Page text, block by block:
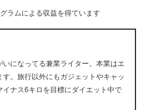
ラムによる収益を得ています
いになってる兼業ライター。本業はエ
す。旅行以外にもガジェットやキャッ
イナス6キロを目標にダイエット中で